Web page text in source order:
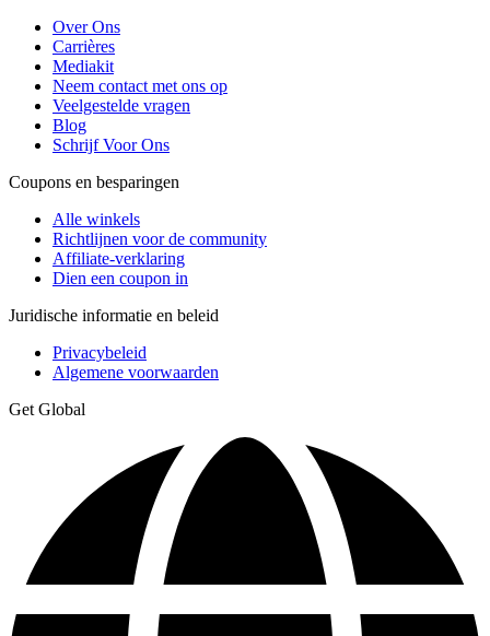
Over Ons
Carrières
Mediakit
Neem contact met ons op
Veelgestelde vragen
Blog
Schrijf Voor Ons
Coupons en besparingen
Alle winkels
Richtlijnen voor de community
Affiliate-verklaring
Dien een coupon in
Juridische informatie en beleid
Privacybeleid
Algemene voorwaarden
Get Global